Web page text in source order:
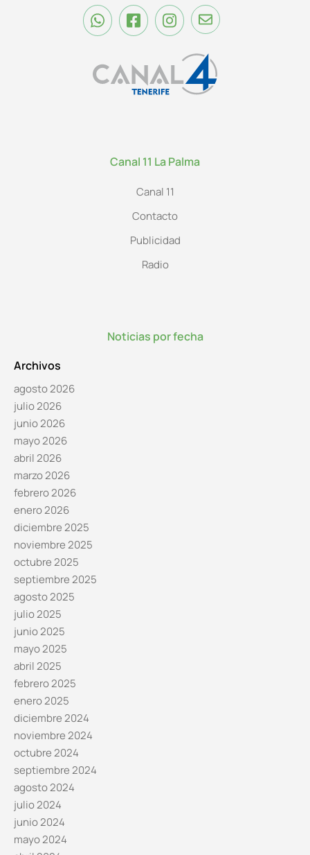
Canal 11 La Palma
Canal 11
Contacto
Publicidad
Radio
Noticias por fecha
Archivos
agosto 2026
julio 2026
junio 2026
mayo 2026
abril 2026
marzo 2026
febrero 2026
enero 2026
diciembre 2025
noviembre 2025
octubre 2025
septiembre 2025
agosto 2025
julio 2025
junio 2025
mayo 2025
abril 2025
febrero 2025
enero 2025
diciembre 2024
noviembre 2024
octubre 2024
septiembre 2024
agosto 2024
julio 2024
junio 2024
mayo 2024